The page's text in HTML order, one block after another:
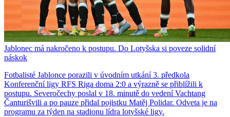
Jablonec má nakročeno k postupu. Do Lotyšska si poveze solidní
náskok
Fotbalisté Jablonce porazili v úvodním utkání 3. předkola
Konferenční ligy RFS Riga doma 2:0 a výrazně se přiblížili k
postupu. Severočechy poslal v 18. minutě do vedení Vachtang
Čanturišvili a po pauze přidal pojistku Matěj Polidar. Odveta je na
programu za týden na stadionu lídra lotyšské ligy.